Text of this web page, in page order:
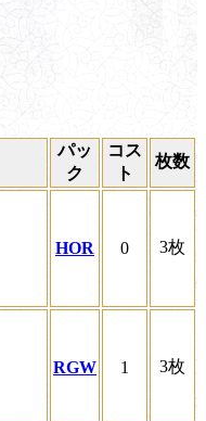
パッ
ク
コス
ト
枚数
HOR 0 3枚
RGW 1 3枚